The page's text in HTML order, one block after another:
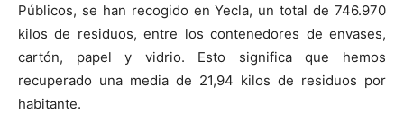
Públicos, se han recogido en Yecla, un total de 746.970
kilos de residuos, entre los contenedores de envases,
cartón, papel y vidrio. Esto significa que hemos
recuperado una media de 21,94 kilos de residuos por
habitante.